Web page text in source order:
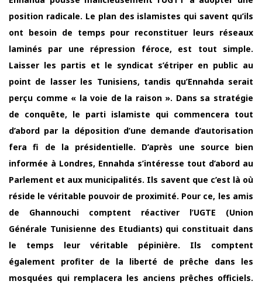
position radicale. Le plan des islamistes qui savent qu’ils
ont besoin de temps pour reconstituer leurs réseaux
laminés par une répression féroce, est tout simple.
Laisser les partis et le syndicat s’étriper en public au
point de lasser les Tunisiens, tandis qu’Ennahda serait
perçu comme « la voie de la raison ». Dans sa stratégie
de conquête, le parti islamiste qui commencera tout
d’abord par la déposition d’une demande d’autorisation
fera fi de la présidentielle. D’après une source bien
informée à Londres, Ennahda s’intéresse tout d’abord au
Parlement et aux municipalités. Ils savent que c’est là où
réside le véritable pouvoir de proximité. Pour ce, les amis
de Ghannouchi comptent réactiver l’UGTE (Union
Générale Tunisienne des Etudiants) qui constituait dans
le temps leur véritable pépinière. Ils comptent
également profiter de la liberté de prêche dans les
mosquées qui remplacera les anciens prêches officiels.